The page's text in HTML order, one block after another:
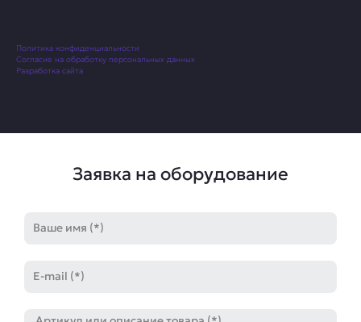
Политика конфиденциальности
Согласие на обработку персональных данных
Разработка сайта
Заявка на оборудование
mail
Артикул